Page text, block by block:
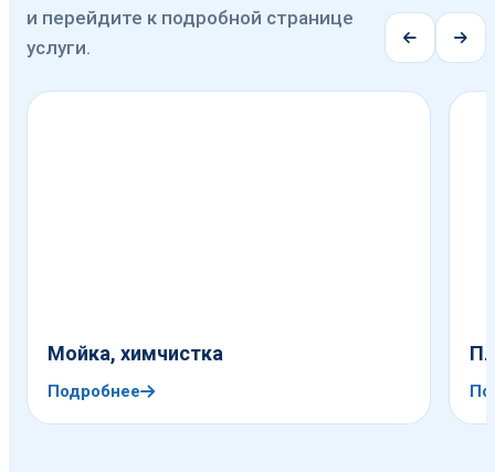
и перейдите к подробной странице
услуги.
Мойка, химчистка
Подробнее